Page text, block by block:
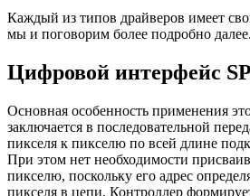
Каждый из типов драйверов имеет
мы и поговорим более подробно далее.
Цифровой интерфейс
Основная особенность применения
заключается в последовательной
пикселя к пикселю по всей длине
При этом нет необходимости
пикселю, поскольку его адрес
пикселя в цепи. Контроллер